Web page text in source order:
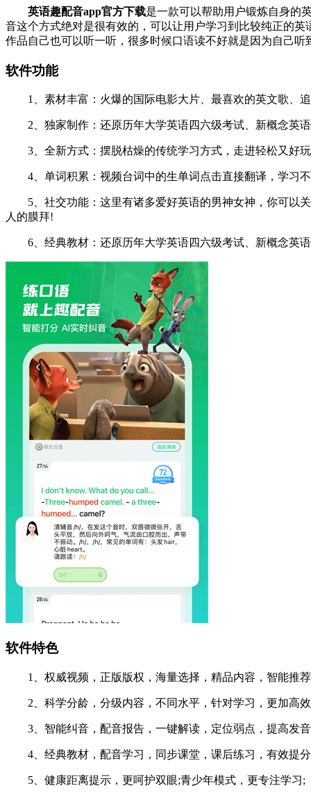
英语趣配音app官方下载是一款可以帮助用户锻炼自身的
音这个方式绝对是很有效的，可以让用户学习到比较纯正的
作品自己也可以听一听，很多时候口语读不好就是因为自己
软件功能
1、素材丰富：火爆的国际电影大片、最喜欢的英文歌、追
2、独家制作：还原历年大学英语四六级考试、新概念英语
3、全新方式：摆脱枯燥的传统学习方式，走进轻松又好玩
4、单词积累：视频台词中的生单词点击直接翻译，学习不
5、社交功能：这里有诸多爱好英语的男神女神，你可以关
人的膜拜!
6、经典教材：还原历年大学英语四六级考试、新概念英语
软件特色
1、权威视频，正版版权，海量选择，精品内容，智能推
2、科学分龄，分级内容，不同水平，针对学习，更加高
3、智能纠音，配音报告，一键解读，定位弱点，提高发
4、经典教材，配音学习，同步课堂，课后练习，有效提
5、健康距离提示，更呵护双眼;青少年模式，更专注学习;